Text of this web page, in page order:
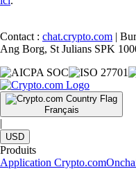
Contact : chat.crypto.com |
Ang Borg, St Julians SPK
Français
|
USD
Produits
Application Crypto.com